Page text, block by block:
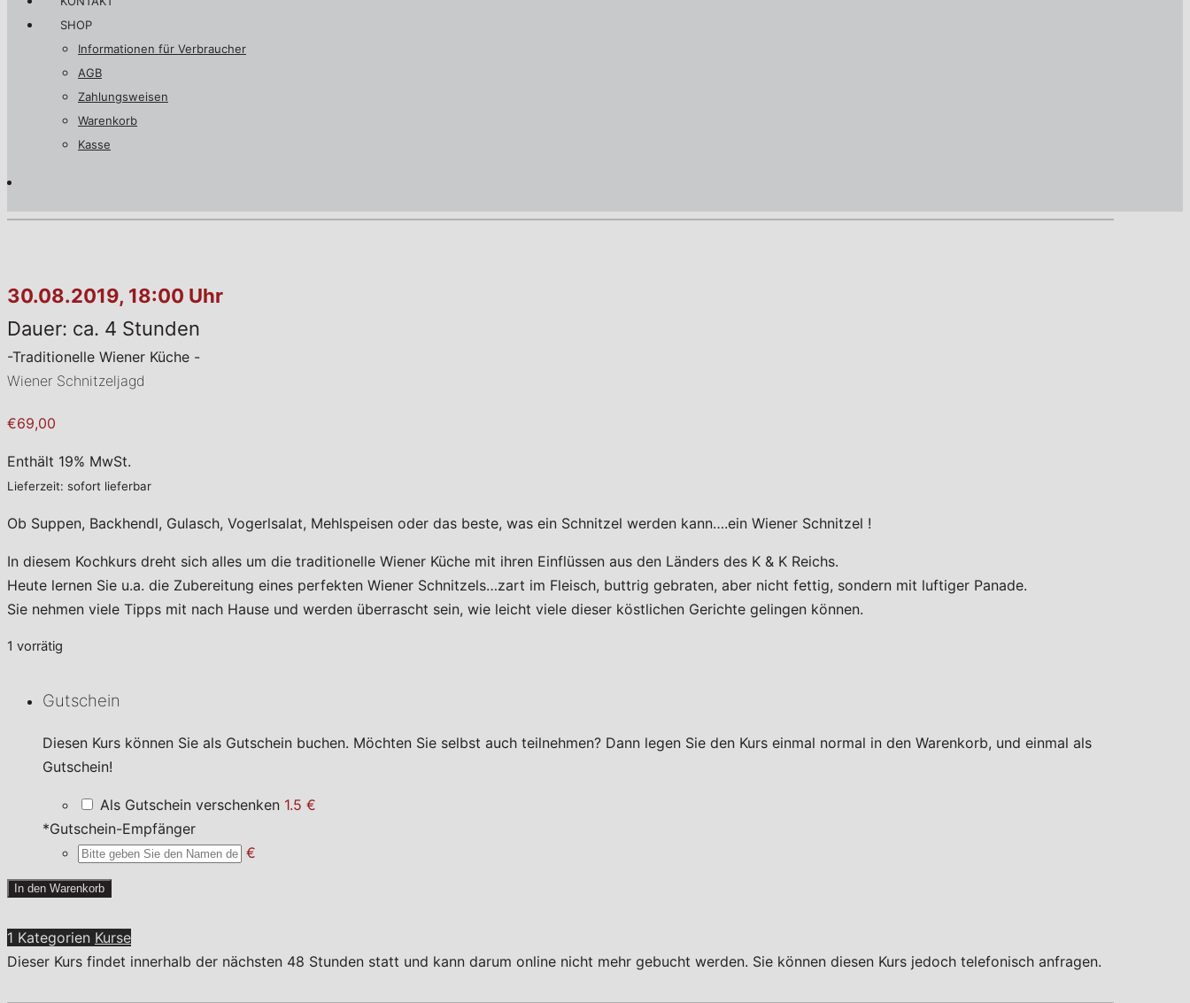
SHOP
Informationen für Verbraucher
AGB
Zahlungsweisen
Warenkorb
Kasse
30.08.2019, 18:00 Uhr
Dauer: ca. 4 Stunden
-Traditionelle Wiener Küche -
Wiener Schnitzeljagd
€69,00
Enthält 19% MwSt.
Lieferzeit: sofort lieferbar
Ob Suppen, Backhendl, Gulasch, Vogerlsalat, Mehlspeisen oder das beste, was ein Schnitzel werden kann….ein Wiener Schnitzel !
In diesem Kochkurs dreht sich alles um die traditionelle Wiener Küche mit ihren Einflüssen aus den Länders des K & K Reichs.
Heute lernen Sie u.a. die Zubereitung eines perfekten Wiener Schnitzels…zart im Fleisch, buttrig gebraten, aber nicht fettig, sondern mit luftiger Panade.
Sie nehmen viele Tipps mit nach Hause und werden überrascht sein, wie leicht viele dieser köstlichen Gerichte gelingen können.
1 vorrätig
Gutschein
Diesen Kurs können Sie als Gutschein buchen. Möchten Sie selbst auch teilnehmen? Dann legen Sie den Kurs einmal normal in den Warenkorb, und einmal als
Gutschein!
Als Gutschein verschenken 1.5 €
*Gutschein-Empfänger
€
Wiener
Menge
In den Warenkorb
1 Kategorien Kurse
Dieser Kurs findet innerhalb der nächsten 48 Stunden statt und kann darum online nicht mehr gebucht werden. Sie können diesen Kurs jedoch telefonisch anfragen.